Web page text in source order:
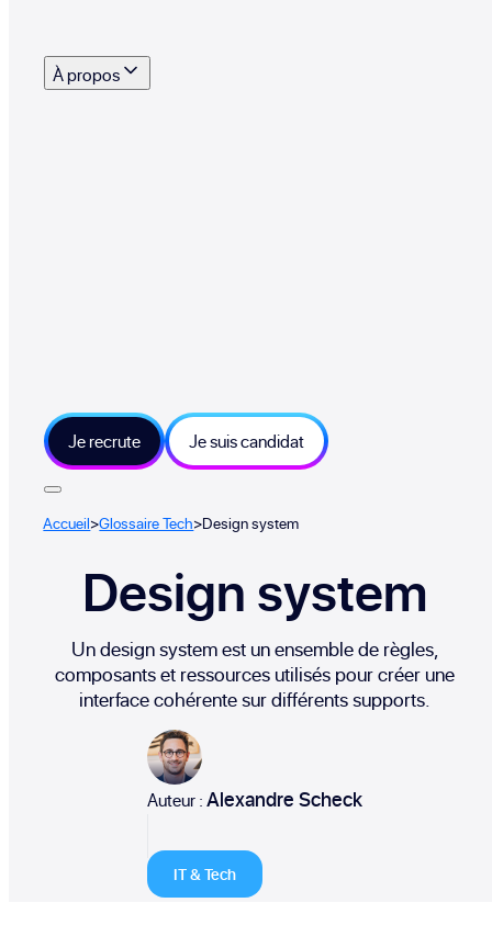
À propos
Je recrute Je suis candidat
Accueil>Glossaire Tech>Design system
Design system
Un design system est un ensemble de règles,
composants et ressources utilisés pour créer une
interface cohérente sur différents supports.
Auteur :Alexandre Scheck
IT & Tech